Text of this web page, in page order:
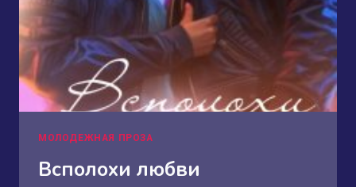
МОЛОДЕЖНАЯ ПРОЗА
Всполохи любви